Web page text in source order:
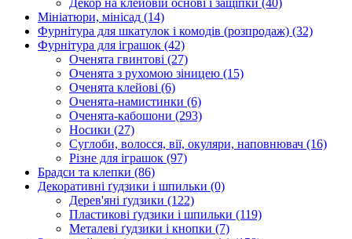
Декор на клейовій основі і защіпки (40)
Мініатюри, мінісад (14)
Фурнітура для шкатулок і комодів (розпродаж) (32)
Фурнітура для іграшок (42)
Оченята гвинтові (27)
Оченята з рухомою зіницею (15)
Оченята клейові (6)
Оченята-намистинки (6)
Оченята-кабошони (293)
Носики (27)
Суглоби, волосся, вії, окуляри, наповнювач (16)
Різне для іграшок (97)
Брадси та клепки (86)
Декоративні ґудзики і шпильки (0)
Дерев'яні ґудзики (122)
Пластикові ґудзики і шпильки (119)
Металеві ґудзики і кнопки (7)